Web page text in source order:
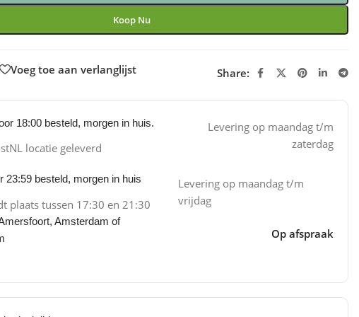
Koop Nu
Voeg toe aan verlanglijst Share:
18:00 besteld, morgen in huis.
locatie geleverd
Levering op maandag t/m
zaterdag
23:59 besteld, morgen in huis
plaats tussen 17:30 en 21:30
Levering op maandag t/m
vrijdag
Amsterdam of
Op afspraak